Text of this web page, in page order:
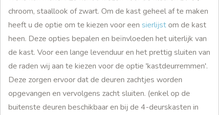
chroom, staallook of zwart. Om de kast geheel af te maken
heeft u de optie om te kiezen voor een sierlijstom de kast
heen. Deze opties bepalen en beïnvloeden het uiterlijk van
de kast. Voor een lange levenduur en het prettig sluiten van
de raden wij aan te kiezen voor de optie 'kastdeurremmen'.
Deze zorgen ervoor dat de deuren zachtjes worden
opgevangen en vervolgens zacht sluiten. (enkel op de
buitenste deuren beschikbaar en bij de 4-deurskasten in